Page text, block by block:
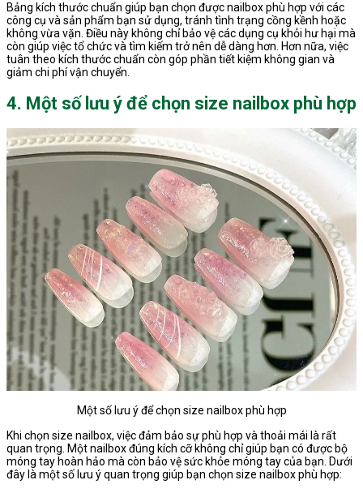
Bảng kích thước chuẩn giúp bạn chọn được nailbox phù hợp với các
công cụ và sản phẩm bạn sử dụng, tránh tình trạng cồng kềnh hoặc
không vừa vặn. Điều này không chỉ bảo vệ các dụng cụ khỏi hư hại mà
còn giúp việc tổ chức và tìm kiếm trở nên dễ dàng hơn. Hơn nữa, việc
tuân theo kích thước chuẩn còn góp phần tiết kiệm không gian và
giảm chi phí vận chuyển.
4. Một số lưu ý để chọn size nailbox phù hợp
Một số lưu ý để chọn size nailbox phù hợp
Khi chọn size nailbox, việc đảm bảo sự phù hợp và thoải mái là rất
quan trọng. Một nailbox đúng kích cỡ không chỉ giúp bạn có được bộ
móng tay hoàn hảo mà còn bảo vệ sức khỏe móng tay của bạn. Dưới
đây là một số lưu ý quan trọng giúp bạn chọn size nailbox phù hợp: